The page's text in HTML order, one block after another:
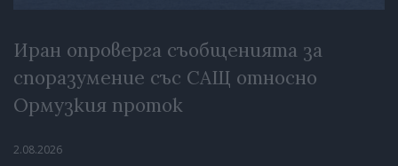
Иран опроверга съобщенията за
споразумение със САЩ относно
Ормузкия проток
2.08.2026